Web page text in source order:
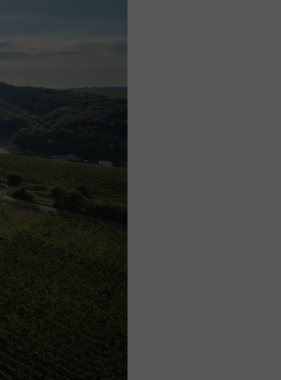
z důvodu využívání
měsících jsou
předokenními
střechy a zastíněním
tepelné čerpadlo
nádobě a
rychle rostoucí vinařské
půvabné tradice